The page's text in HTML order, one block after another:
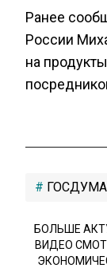
Ранее
России
на
ГОСДУМА
БОЛЬШЕ
ВИДЕО